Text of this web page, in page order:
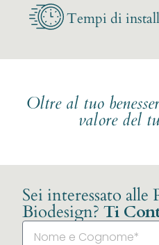
Tempi di
Oltre al tuo
valore del
Sei interessato
Biodesign? Ti